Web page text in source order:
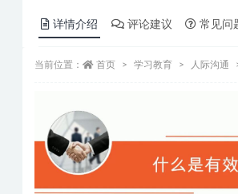
详情介绍 评论建议 常见问
当前位置： 首页 学习教育 人际沟通